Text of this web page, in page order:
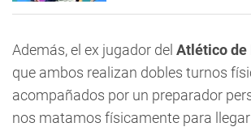
Además, el ex jugador del Atlético de
que ambos realizan dobles turnos
acompañados por un preparador
nos matamos físicamente para